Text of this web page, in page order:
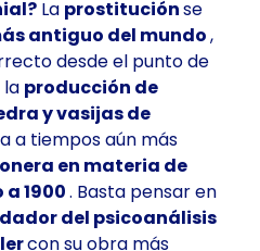
La prostituciónse
antiguo del mundo,
desde el punto de
la producción de
y vasijas de
a tiempos aún más
en materia de
1900. Basta pensar en
del psicoanálisis
con su obra más